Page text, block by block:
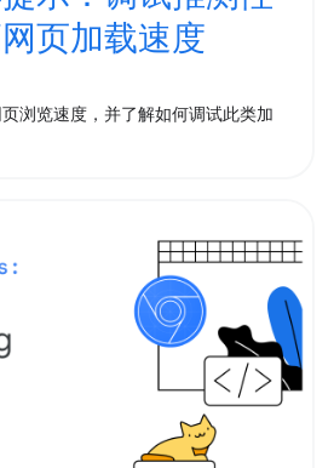
页加载速度
浏览速度，并了解如何调试此类加